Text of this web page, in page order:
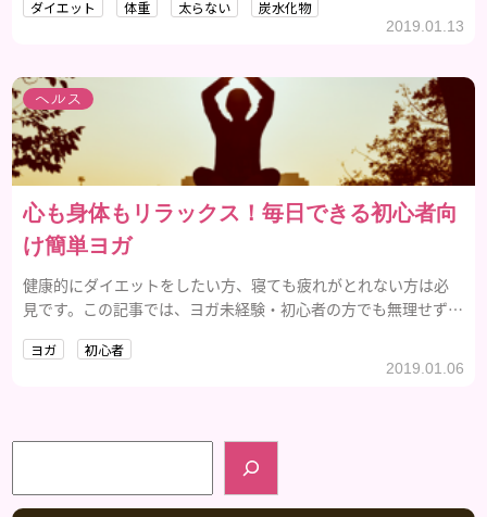
するだけで体型を維持、あるいは痩せることは可能なんです。
ダイエット 体重 太らない 炭水化物
2019.01.13
ヘルス
心も身体もリラックス！毎日できる初心者向
け簡単ヨガ
健康的にダイエットをしたい方、寝ても疲れがとれない方は必
見です。この記事では、ヨガ未経験・初心者の方でも無理せず簡
ヨガ 初心者
2019.01.06
検索